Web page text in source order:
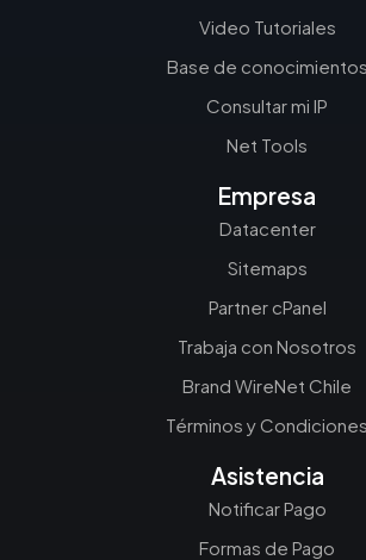
Video Tutoriales
Base de conocimientos
Consultar mi IP
Net Tools
Empresa
Datacenter
Sitemaps
Partner cPanel
Trabaja con Nosotros
Brand WireNet Chile
Términos y Condiciones
Asistencia
Notificar Pago
Formas de Pago